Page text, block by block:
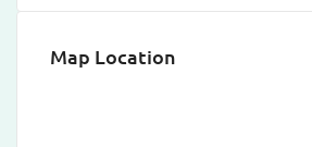
Map Location